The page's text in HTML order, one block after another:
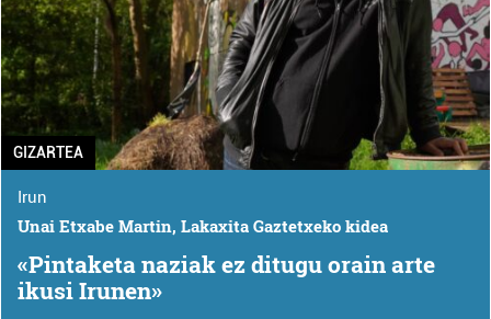
GIZARTEA
Irun
Unai Etxabe Martin, Lakaxita Gaztetxeko kidea
«Pintaketa naziak ez ditugu orain arte
ikusi Irunen»